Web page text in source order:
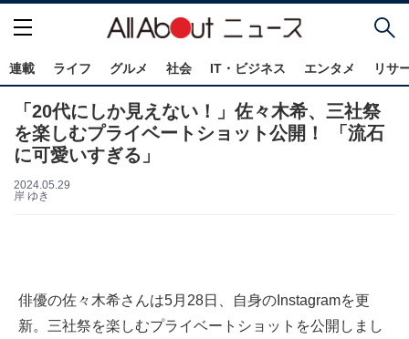
連載 ライフ グルメ 社会 IT・ビジネス エンタメ リサ
「20代にしか見えない！」佐々木希、三社祭
を楽しむプライベートショット公開！ 「流石
に可愛いすぎる」
2024.05.29
岸 ゆき
俳優の佐々木希さんは5月28日、自身のInstagramを更
新。三社祭を楽しむプライベートショットを公開しまし